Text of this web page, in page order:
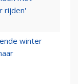
rijden'
winter